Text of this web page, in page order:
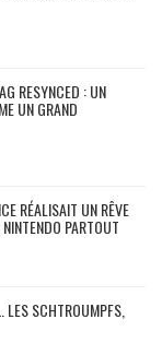
RESYNCED : UN
UN GRAND
RÉALISAIT UN RÊVE
PARTOUT
SCHTROUMPFS,